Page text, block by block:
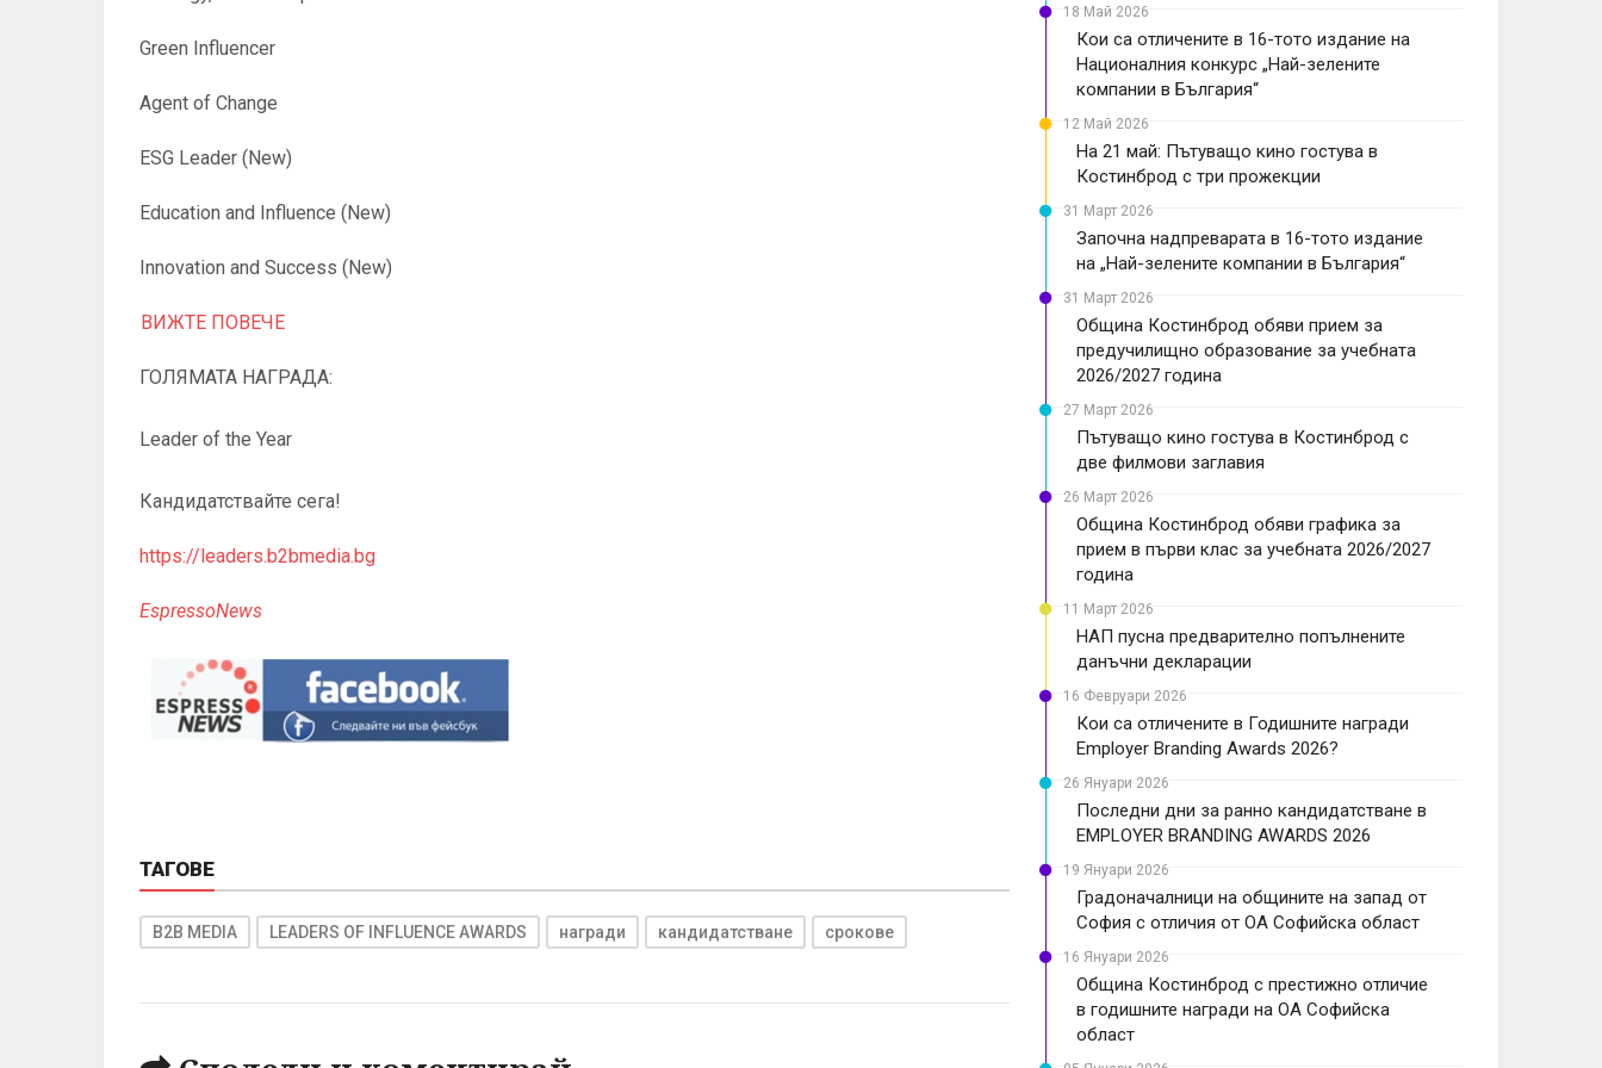
Green Influencer
Agent of Change
ESG Leader (New)
Education and Influence (New)
Innovation and Success (New)
ВИЖТЕ ПОВЕЧЕ
ГОЛЯМАТА НАГРАДА:
Leader of the Year
Кандидатствайте сега!
https://leaders.b2bmedia.bg
EspressoNews
ТАГОВЕ
B2B MEDIA LEADERS OF INFLUENCE AWARDS награди кандидатстване срокове
18 Май 2026
Кои са отличените в 16-тото издание на
Националния конкурс „Най-зелените
компании в България“
12 Май 2026
На 21 май: Пътуващо кино гостува в
Костинброд с три прожекции
31 Март 2026
Започна надпреварата в 16-тото издание
на „Най-зелените компании в България“
31 Март 2026
Община Костинброд обяви прием за
предучилищно образование за учебната
2026/2027 година
27 Март 2026
Пътуващо кино гостува в Костинброд с
две филмови заглавия
26 Март 2026
Община Костинброд обяви графика за
прием в първи клас за учебната 2026/2027
година
11 Март 2026
НАП пусна предварително попълнените
данъчни декларации
16 Февруари 2026
Кои са отличените в Годишните награди
Employer Branding Awards 2026?
26 Януари 2026
Последни дни за ранно кандидатстване в
EMPLOYER BRANDING AWARDS 2026
19 Януари 2026
Градоначалници на общините на запад от
София с отличия от ОА Софийска област
16 Януари 2026
Община Костинброд с престижно отличие
в годишните награди на ОА Софийска
област